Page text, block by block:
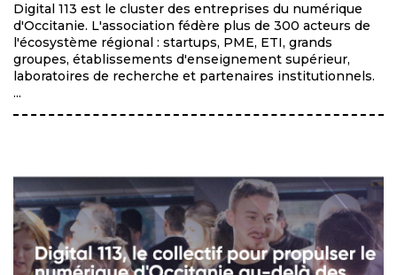
Digital 113 est le cluster des entreprises du numérique
d'Occitanie. L'association fédère plus de 300 acteurs de
l'écosystème régional : startups, PME, ETI, grands
groupes, établissements d'enseignement supérieur,
laboratoires de recherche et partenaires institutionnels.
...